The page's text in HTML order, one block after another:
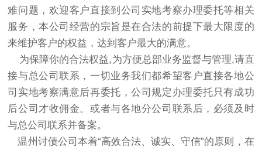
难问题，欢迎客户直接到公司实地考察办理委托等相关
服务，本公司经营的宗旨是在合法的前提下最大限度的
来维护客户的权益，达到客户最大的满意。
为保障你的合法权益,为方便总部业务监督与管理,请直
接与总公司联系，一切业务我们都希望客户直接各地公
司实地考察满意后再委托，公司规定办理委托只有成功
后公司才收佣金。或者与各地分公司联系后，必须及时
与总公司联系并备案。
温州讨债公司本着“高效合法、诚实、守信”的原则，在